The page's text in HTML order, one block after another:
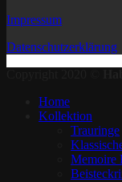
Impressum
Datenschutzerklärung
Home
Kollektion
Trauringe
Memoire